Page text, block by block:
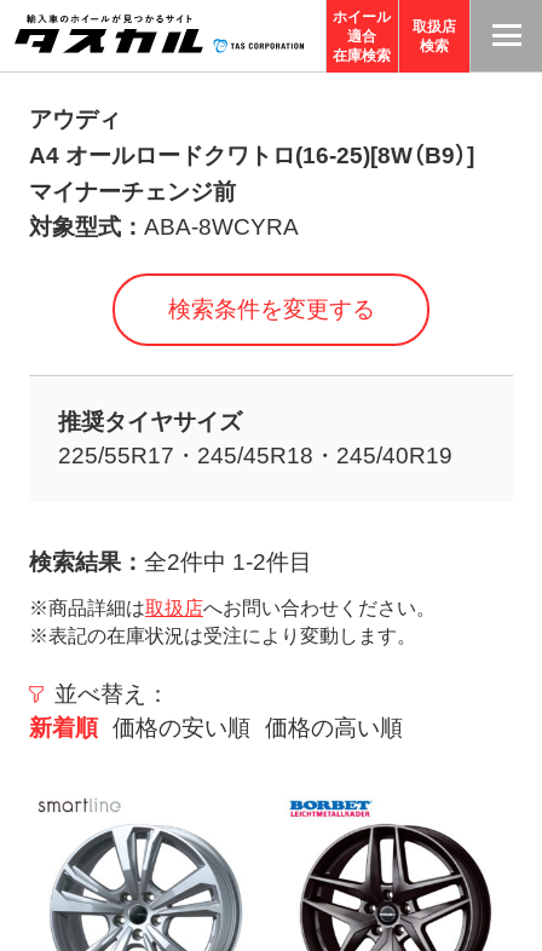
ホイール
適合
在庫検索
取扱店
検索
アウディ
A4 オールロードクワトロ(16-25)[8W（B9）]
マイナーチェンジ前
対象型式： ABA-8WCYRA
検索条件を変更する
推奨タイヤサイズ
225/55R17・245/45R18・245/40R19
検索結果： 全2件中 1-2件目
※商品詳細は取扱店へお問い合わせください。
※表記の在庫状況は受注により変動します。
並べ替え：
新着順 価格の安い順 価格の高い順
T